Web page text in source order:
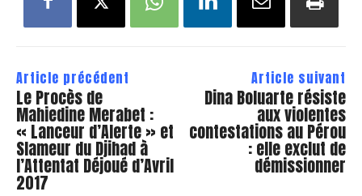
Article précédent
Le Procès de
Mahiedine Merabet :
« Lanceur d’Alerte » et
Slameur du Djihad à
l’Attentat Déjoué d’Avril
2017
Article suivant
Dina Boluarte résiste
aux violentes
contestations au Pérou
: elle exclut de
démissionner